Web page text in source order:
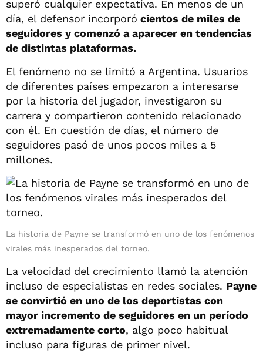
superó cualquier expectativa. En menos de un
día, el defensor incorporó cientos de miles de
seguidores y comenzó a aparecer en tendencias
de distintas plataformas.
El fenómeno no se limitó a Argentina. Usuarios
de diferentes países empezaron a interesarse
por la historia del jugador, investigaron su
carrera y compartieron contenido relacionado
con él. En cuestión de días, el número de
seguidores pasó de unos pocos miles a 5
millones.
La historia de Payne se transformó en uno de los fenómenos
virales más inesperados del torneo.
La velocidad del crecimiento llamó la atención
incluso de especialistas en redes sociales. Payne
se convirtió en uno de los deportistas con
mayor incremento de seguidores en un período
extremadamente corto, algo poco habitual
incluso para figuras de primer nivel.